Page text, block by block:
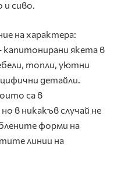
сиво.
на характера:
капитонирани якета в
топли, уютни
детайли.
са в
в никакъв случай не
форми на
линии на